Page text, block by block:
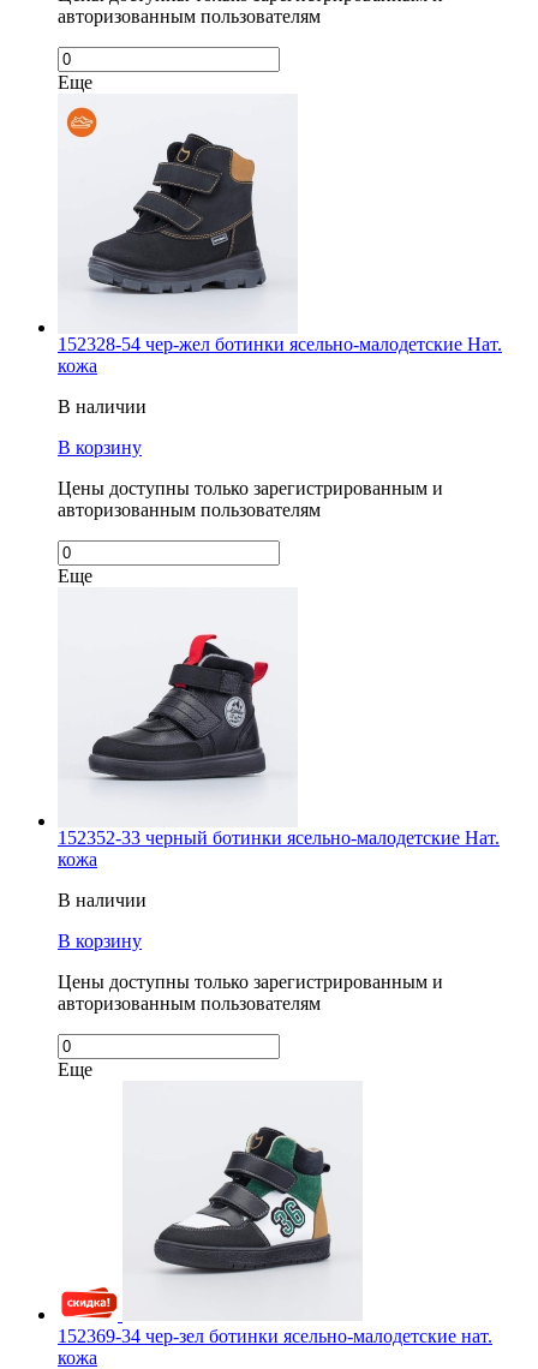
авторизованным пользователям
Еще
152328-54 чер-жел ботинки ясельно-малодетские Нат.
кожа
В наличии
В корзину
Цены доступны только зарегистрированным и
авторизованным пользователям
Еще
152352-33 черный ботинки ясельно-малодетские Нат.
кожа
В наличии
В корзину
Цены доступны только зарегистрированным и
авторизованным пользователям
Еще
152369-34 чер-зел ботинки ясельно-малодетские нат.
кожа